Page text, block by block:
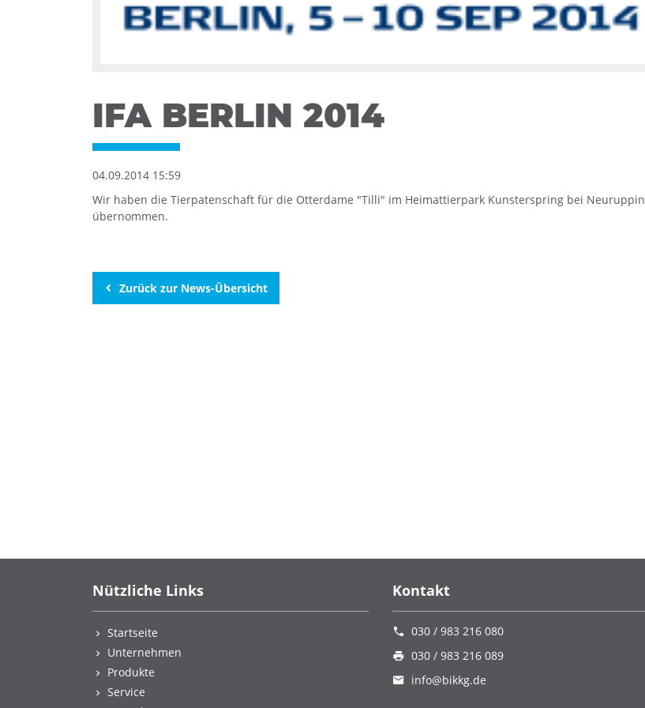
IFA BERLIN 2014
04.09.2014 15:59
Wir haben die Tierpatenschaft für die Otterdame "Tilli" im Heimattierpark Kunsterspring bei Neuruppin
übernommen.
Zurück zur News-Übersicht
Nützliche Links
Startseite
Unternehmen
Produkte
Service
Kontakt
030 / 983 216 080
030 / 983 216 089
info@bikkg.de